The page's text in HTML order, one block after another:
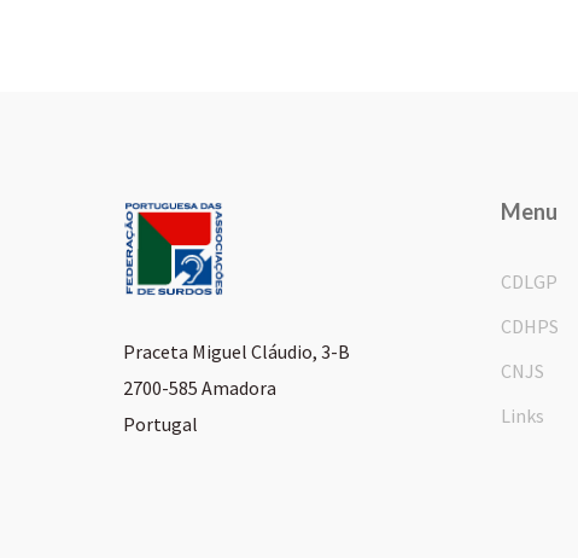
Praceta Miguel Cláudio, 3-B
2700-585 Amadora
Portugal
Menu
CDLGP
CDHPS
CNJS
Links